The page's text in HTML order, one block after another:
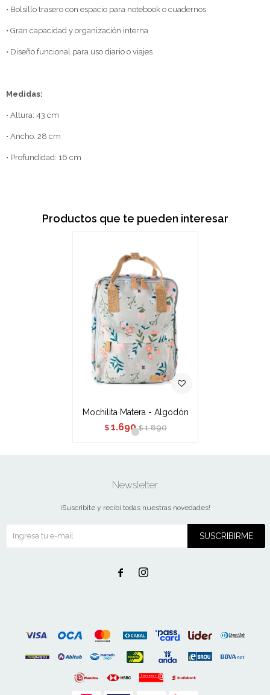
• Bolsillo trasero con espacio para notebook o cuadernos
• Gran capacidad y organización interna
• Diseño funcional para uso diario o viajes
Medidas:
• Altura: 43 cm
• Ancho: 28 cm
• Profundidad: 16 cm
Productos que te pueden interesar
Mochilita Matera - Algodón
$ 1.690 $ 1.890
Newsletter
¡Suscribite y recibí todas nuestras novedades!
SUSCRIBIRME
 